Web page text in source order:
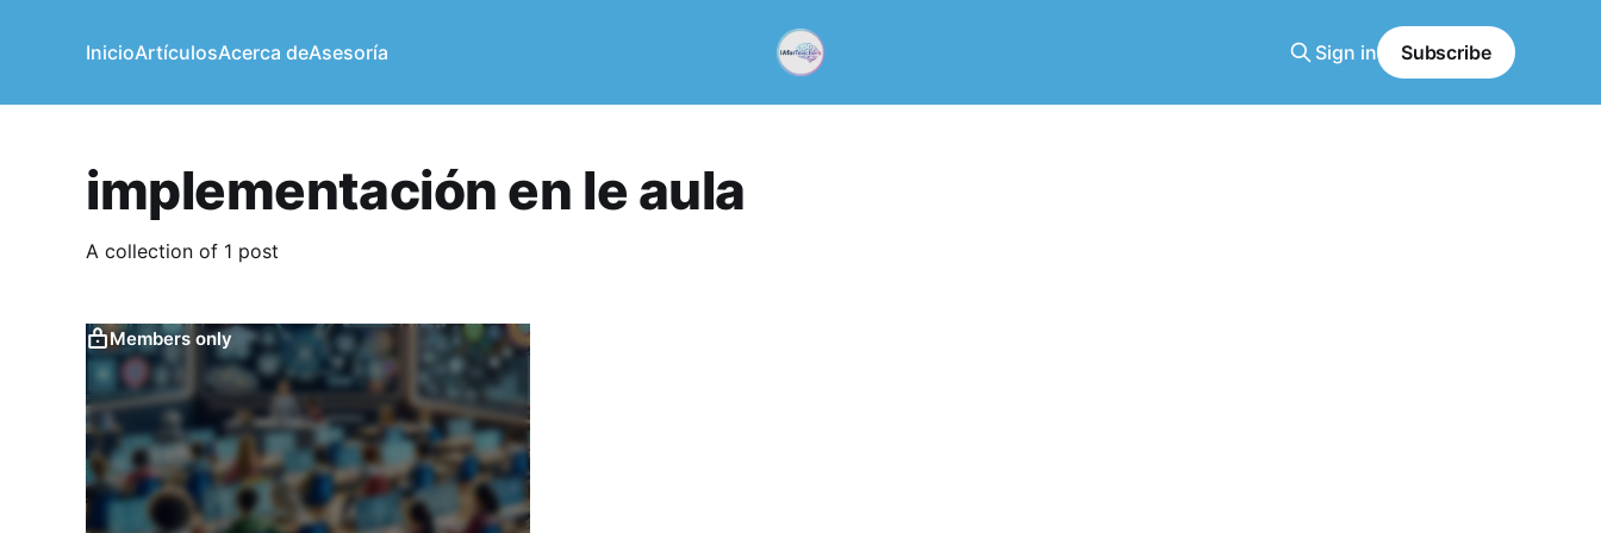
InicioArtículosAcerca deAsesoría Sign in Subscribe
implementación en le aula
A collection of 1 post
Members only